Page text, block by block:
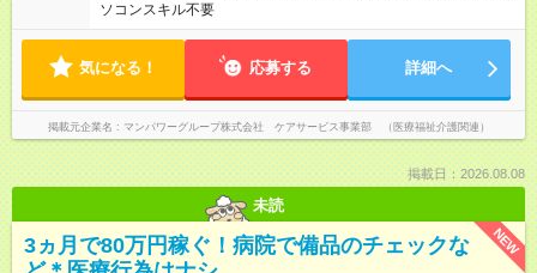
ソコンスキル不要
気になる！ 応募する 詳細へ
掲載元企業名 マンパワーグループ株式会社 ケアサービス事業部 （医療福祉介護関連）
掲載日：2026.08.08
未読
NEW
3ヵ月で80万円稼ぐ！病院で備品のチェックな